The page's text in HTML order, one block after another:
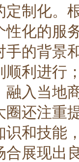
定制化。
性化的服
手的背景
顺利进行
融入当地
圈还注重
识和技能
合展现出